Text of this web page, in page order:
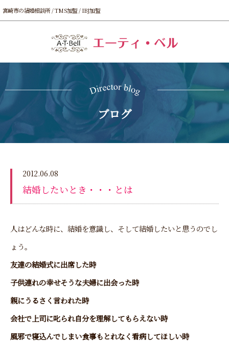
宮崎市の結婚相談所 / TMS加盟 / IBJ加盟
ブログ
2012.06.08
結婚したいとき・・・とは
人はどんな時に、結婚を意識し、そして結婚したいと思うのでし
ょう。
友達の結婚式に出席した時
子供連れの幸せそうな夫婦に出会った時
親にうるさく言われた時
会社で上司に叱られ自分を理解してもらえない時
風邪で寝込んでしまい食事もとれなく看病してほしい時